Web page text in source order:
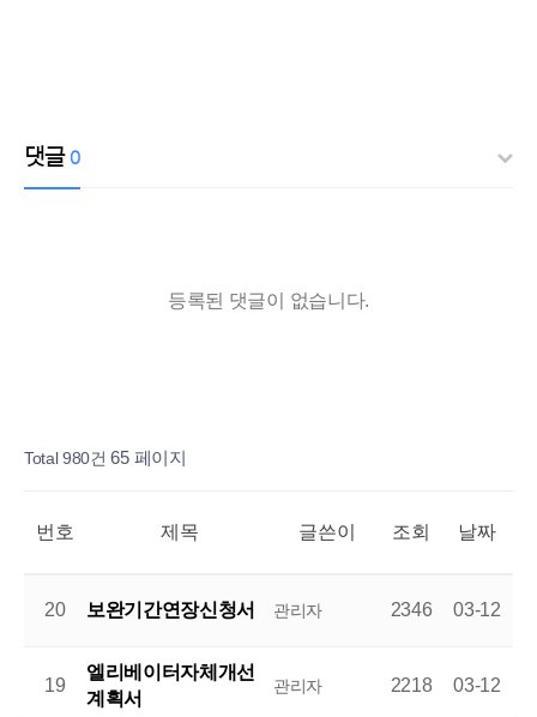
댓글0
등록된 댓글이 없습니다.
Total 980건 65 페이지
번호 제목 글쓴이 조회 날짜
20 보완기간연장신청서 관리자 2346 03-12
19
엘리베이터자체개선
계획서
관리자 2218 03-12